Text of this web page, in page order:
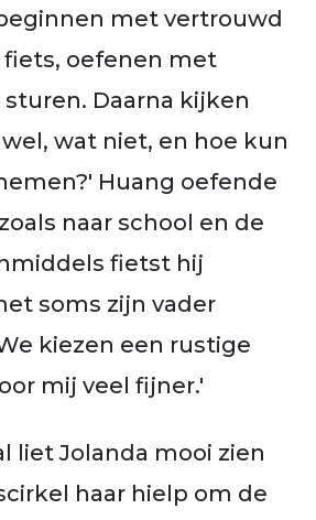
met vertrouwd
oefenen met
Daarna kijken
wat niet, en hoe kun
Huang oefende
naar school en de
fietst hij
soms zijn vader
kiezen een rustige
mij veel fijner.'
liet Jolanda mooi zien
haar hielp om de